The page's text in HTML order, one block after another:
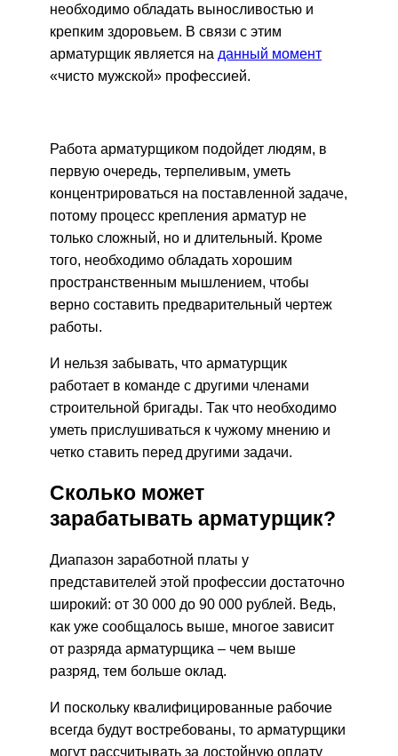
необходимо обладать выносливостью и
крепким здоровьем. В связи с этим
арматурщик является на данный момент
«чисто мужской» профессией.
Работа арматурщиком подойдет людям, в
первую очередь, терпеливым, уметь
концентрироваться на поставленной задаче,
потому процесс крепления арматур не
только сложный, но и длительный. Кроме
того, необходимо обладать хорошим
пространственным мышлением, чтобы
верно составить предварительный чертеж
работы.
И нельзя забывать, что арматурщик
работает в команде с другими членами
строительной бригады. Так что необходимо
уметь прислушиваться к чужому мнению и
четко ставить перед другими задачи.
Сколько может
зарабатывать арматурщик?
Диапазон заработной платы у
представителей этой профессии достаточно
широкий: от 30 000 до 90 000 рублей. Ведь,
как уже сообщалось выше, многое зависит
от разряда арматурщика – чем выше
разряд, тем больше оклад.
И поскольку квалифицированные рабочие
всегда будут востребованы, то арматурщики
могут рассчитывать за достойную оплату